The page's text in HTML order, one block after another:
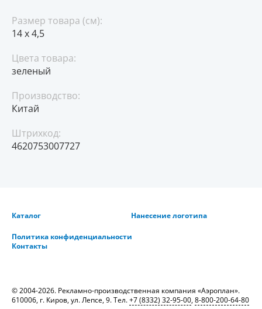
Размер товара (см):
14 х 4,5
Цвета товара:
зеленый
Производство:
Китай
Штрихкод:
4620753007727
Каталог Нанесение логотипа
Политика конфиденциальности
Контакты
© 2004-2026. Рекламно-производственная компания «Аэроплан».
610006, г. Киров, ул. Лепсе, 9. Тел.+7 (8332) 32-95-00,8-800-200-64-80